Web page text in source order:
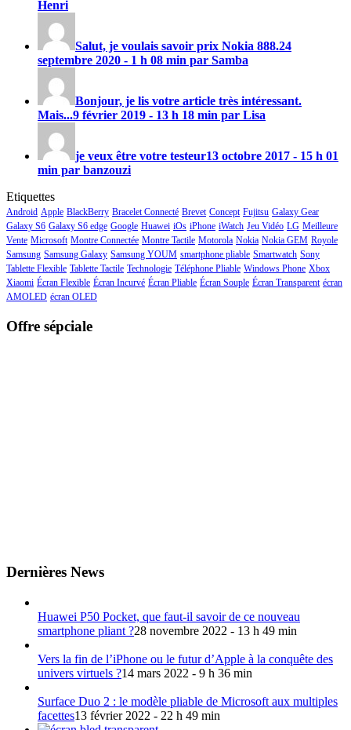
Henri
Salut, je voulais savoir prix Nokia 888.24
septembre 2020 - 1 h 08 min par Samba
Bonjour, je lis votre article très intéressant.
Mais...9 février 2019 - 13 h 18 min par Lisa
je veux être votre testeur13 octobre 2017 - 15 h 01
min par banzouzi
Etiquettes
Android Apple BlackBerry Bracelet Connecté Brevet Concept Fujitsu Galaxy Gear
Galaxy S6 Galaxy S6 edge Google Huawei iOs iPhone iWatch Jeu Vidéo LG Meilleure
Vente Microsoft Montre Connectée Montre Tactile Motorola Nokia Nokia GEM Royole
Samsung Samsung Galaxy Samsung YOUM smartphone pliable Smartwatch Sony
Tablette Flexible Tablette Tactile Technologie Téléphone Pliable Windows Phone Xbox
Xiaomi Écran Flexible Écran Incurvé Écran Pliable Écran Souple Écran Transparent écran
AMOLED écran OLED
Offre sépciale
Dernières News
Huawei P50 Pocket, que faut-il savoir de ce nouveau
smartphone pliant ?28 novembre 2022 - 13 h 49 min
Vers la fin de l’iPhone ou le futur d’Apple à la conquête des
univers virtuels ?14 mars 2022 - 9 h 36 min
Surface Duo 2 : le modèle pliable de Microsoft aux multiples
facettes13 février 2022 - 22 h 49 min